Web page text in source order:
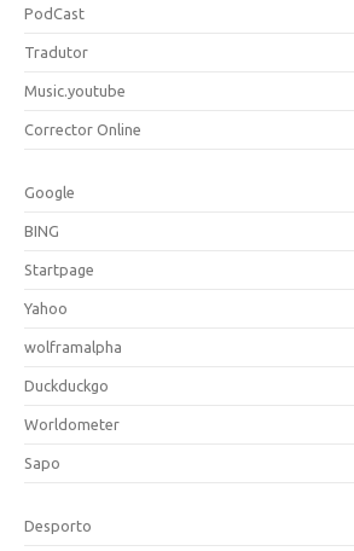
PodCast
Tradutor
Music.youtube
Corrector Online
Google
BING
Startpage
Yahoo
wolframalpha
Duckduckgo
Worldometer
Sapo
Desporto